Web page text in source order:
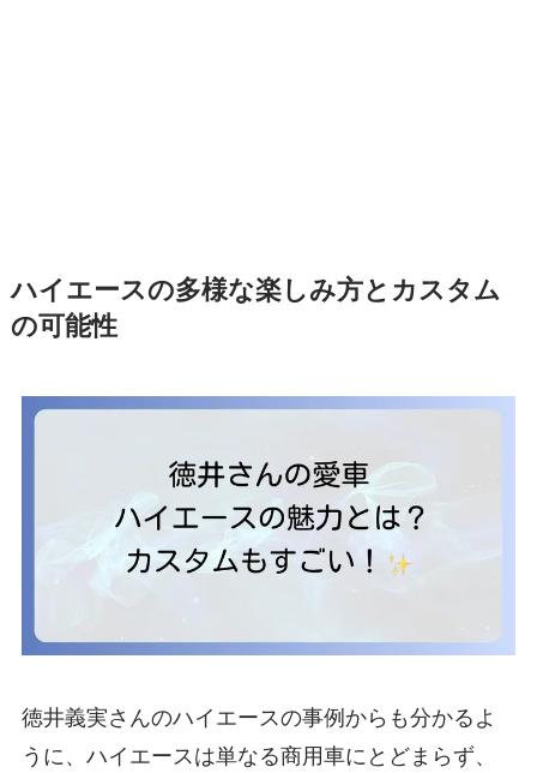
ハイエースの多様な楽しみ方とカスタム
の可能性
徳井義実さんのハイエースの事例からも分かるよ
うに、ハイエースは単なる商用車にとどまらず、